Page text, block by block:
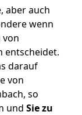
aber auch
wenn
von
entscheidet.
darauf
von
so
und Sie zu